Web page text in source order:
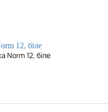
Norm 12, біле